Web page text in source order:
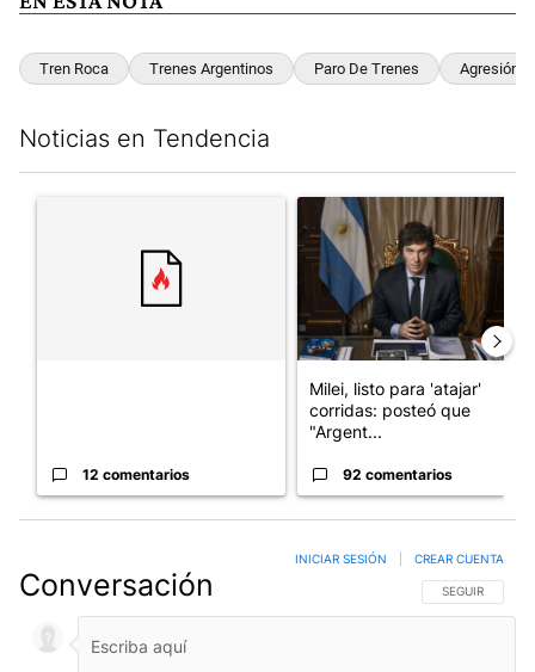
Tren Roca Trenes Argentinos Paro De Trenes Agresión
Noticias en Tendencia
Un artículo de tendencia con el título "" con 12 comentarios.
12 comentarios
Un artículo de tendencia
Milei, listo para 'atajar'
corridas: posteó que
"Argent...
92 comentarios
Conversación SIGA ESTA
SEGUIR
INICIAR SESIÓN CREAR CUENTA